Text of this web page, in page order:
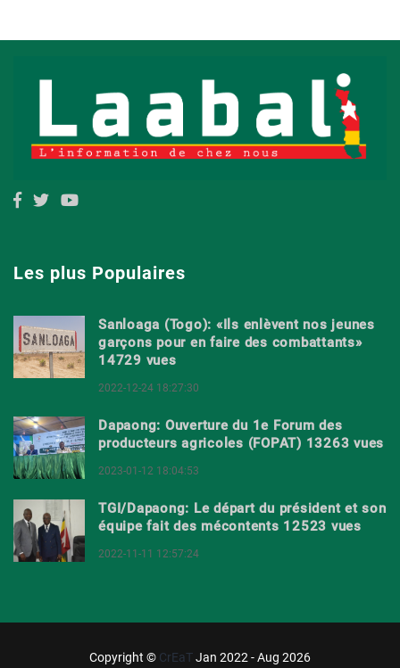
Les plus Populaires
Sanloaga (Togo): «Ils enlèvent nos jeunes
garçons pour en faire des combattants»
14729 vues
2022-12-24 18:27:30
Dapaong: Ouverture du 1e Forum des
producteurs agricoles (FOPAT) 13263 vues
2023-01-12 18:04:53
TGI/Dapaong: Le départ du président et son
équipe fait des mécontents 12523 vues
2022-11-11 12:57:24
Copyright © CrEaTJan 2022 - Aug 2026